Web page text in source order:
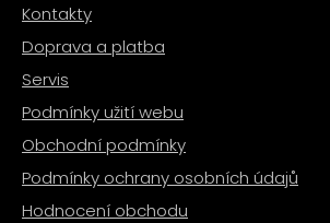
Kontakty
Doprava a platba
Servis
Podmínky užití webu
Obchodní podmínky
Podmínky ochrany osobních údajů
Hodnocení obchodu